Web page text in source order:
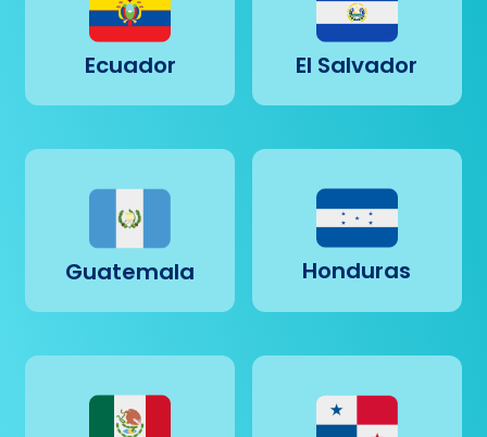
Ecuador El Salvador
Guatemala Honduras